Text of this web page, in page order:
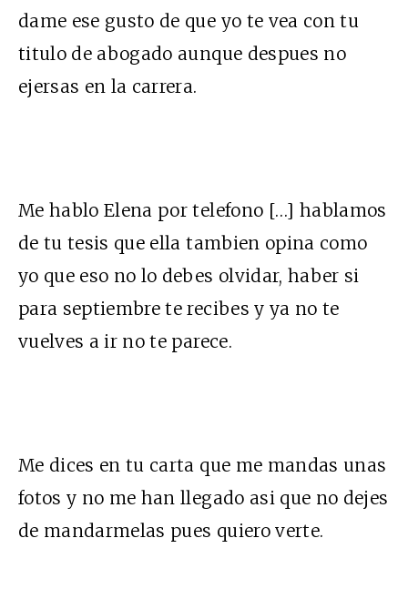
dame ese gusto de que yo te vea con tu
titulo de abogado aunque despues no
ejersas en la carrera.
Me hablo Elena por telefono […] hablamos
de tu tesis que ella tambien opina como
yo que eso no lo debes olvidar, haber si
para septiembre te recibes y ya no te
vuelves a ir no te parece.
Me dices en tu carta que me mandas unas
fotos y no me han llegado asi que no dejes
de mandarmelas pues quiero verte.